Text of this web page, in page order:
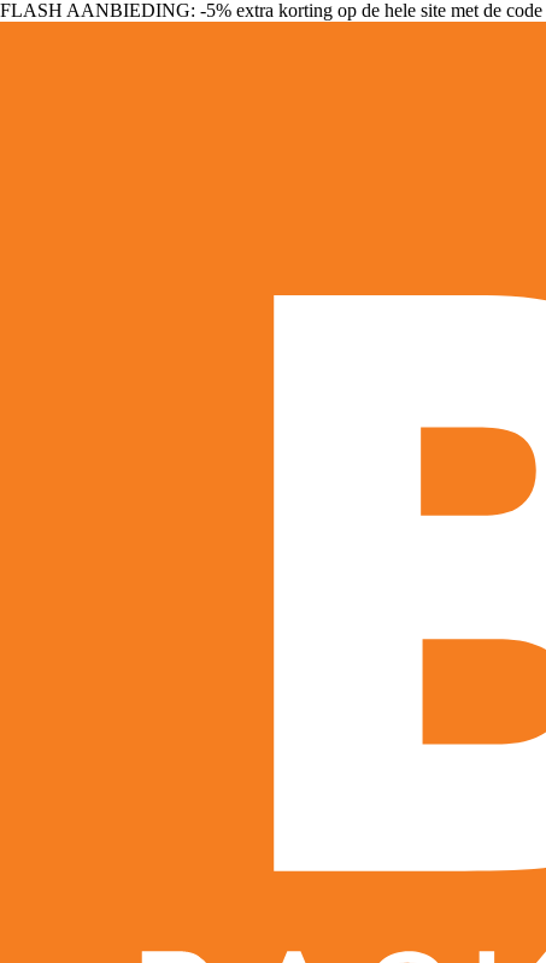
FLASH AANBIEDING: -5% extra korting op de hele site met de code